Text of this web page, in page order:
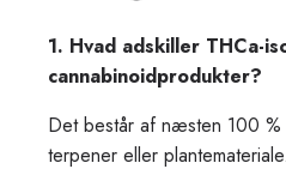
1. Hvad adskiller THCa-
cannabinoidprodukter?
Det består af næsten 100 %
terpener eller plantemateriale.